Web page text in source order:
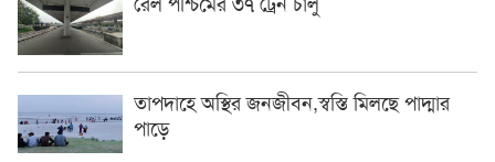
তাপদাহে অস্থির জনজীবন,স্বস্তি মিলছে পাদ্মার
পাড়ে